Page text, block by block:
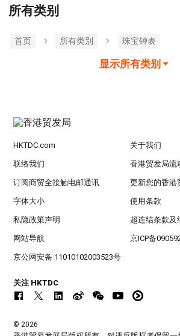
所有类别
首页 所有类別 珠宝钟表
显示所有类别
HKTDC.com 关于我们
联络我们 香港贸发局流
订阅商贸全接触电邮通讯 更新您的香港
字体大小 使用条款
私隐政策声明 超连结条款及
网站导航 京ICP备
京公网安备 11010102003523号
关注 HKTDC
© 2026